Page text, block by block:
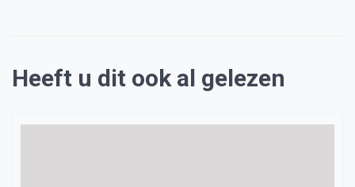
Heeft u dit ook al gelezen